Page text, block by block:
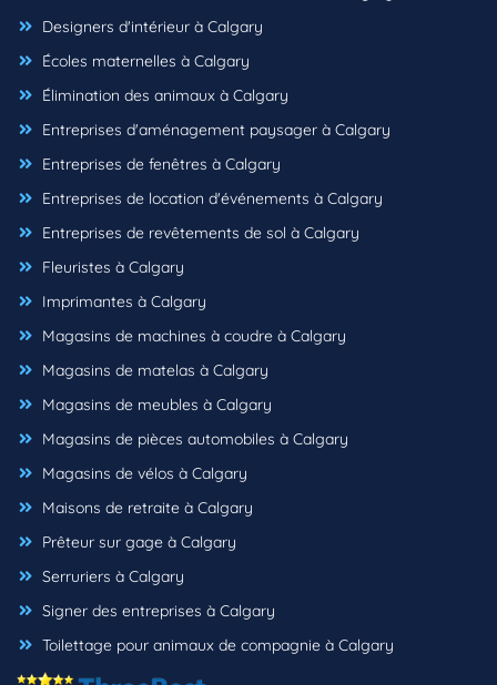
Designers d'intérieur à Calgary
Écoles maternelles à Calgary
Élimination des animaux à Calgary
Entreprises d'aménagement paysager à Calgary
Entreprises de fenêtres à Calgary
Entreprises de location d'événements à Calgary
Entreprises de revêtements de sol à Calgary
Fleuristes à Calgary
Imprimantes à Calgary
Magasins de machines à coudre à Calgary
Magasins de matelas à Calgary
Magasins de meubles à Calgary
Magasins de pièces automobiles à Calgary
Magasins de vélos à Calgary
Maisons de retraite à Calgary
Prêteur sur gage à Calgary
Serruriers à Calgary
Signer des entreprises à Calgary
Toilettage pour animaux de compagnie à Calgary